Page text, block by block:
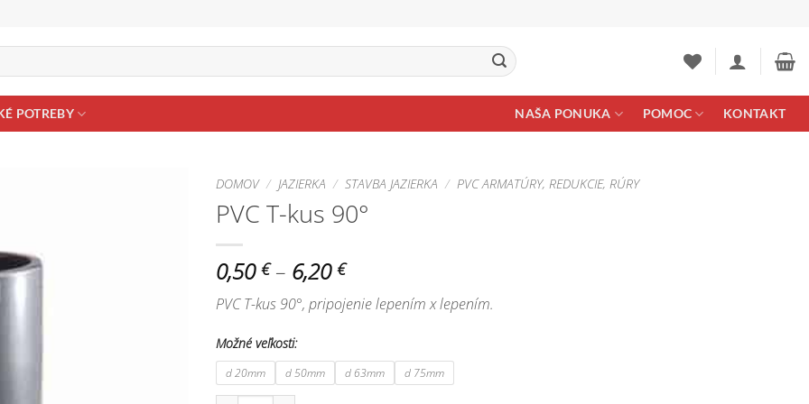
POTREBY NAŠA PONUKA POMOC KONTAKT
DOMOV / JAZIERKA / STAVBA JAZIERKA / PVC ARMATÚRY, REDUKCIE, RÚRY
PVC T-kus 90°
0,50 € – 6,20 €Price
range:
0,50 €
6,20 €
PVC T-kus 90°, pripojenie lepením x lepením.
Možné veľkosti:
d 20mm d 50mm d 63mm d 75mm